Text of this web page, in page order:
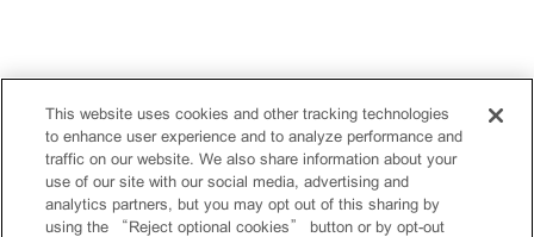
This website uses cookies and other tracking technologies
to enhance user experience and to analyze performance and
traffic on our website. We also share information about your
use of our site with our social media, advertising and
analytics partners, but you may opt out of this sharing by
using the “Reject optional cookies” button or by opt-out